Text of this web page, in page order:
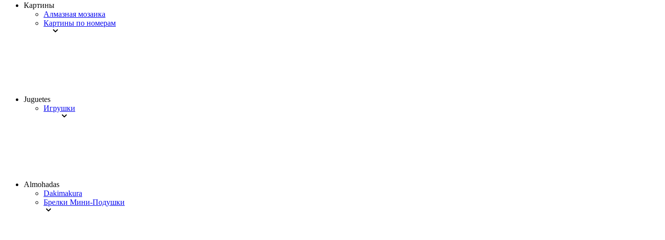
Картины
Алмазная мозаика
Картины по номерам
Juguetes
Игрушки
Almohadas
Dakimakura
Брелки Мини-Подушки